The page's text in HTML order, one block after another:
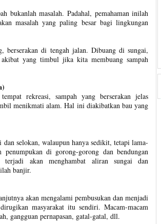
bukanlah masalah. Padahal, pemahaman inilah
masalah yang paling besar bagi lingkungan
berserakan di tengah jalan. Dibuang di sungai,
yang timbul jika kita membuang sampah
rekreasi, sampah yang berserakan jelas
menikmati alam. Hal ini diakibatkan bau yang
selokan, walaupun hanya sedikit, tetapi lama-
penumpukan di gorong-gorong dan bendungan
akan menghambat aliran sungai dan
banjir.
akan mengalami pembusukan dan menjadi
masyarakat itu sendiri. Macam-macam
gangguan pernapasan, gatal-gatal, dll.